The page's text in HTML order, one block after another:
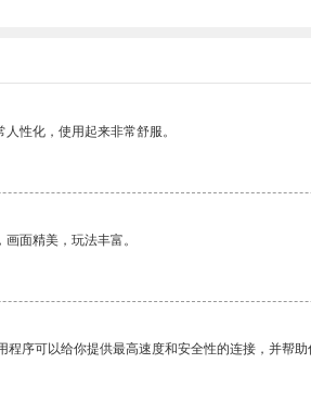
性化，使用起来非常舒服。
面精美，玩法丰富。
程序可以给你提供最高速度和安全性的连接，并帮助